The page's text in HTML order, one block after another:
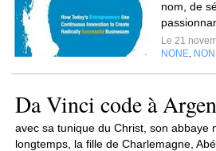
nom, de
Le 21
NONE
Da Vinci code à
avec sa tunique du Christ, son abbaye
longtemps, la fille de Charlemagne,